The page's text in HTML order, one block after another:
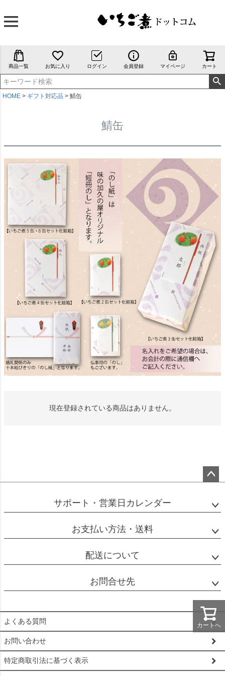
商品一覧 お気に入り ログイン 会員登録 マイページ カート
HOME ギフト対応品 鯖缶
鯖缶
現在登録されている商品はありません。
カートへ
ップ
サポート・営業日カレンダー
お支払い方法・送料
配送について
お問合せ先
よくある質問
お問い合わせ
特定商取引法に基づく表示